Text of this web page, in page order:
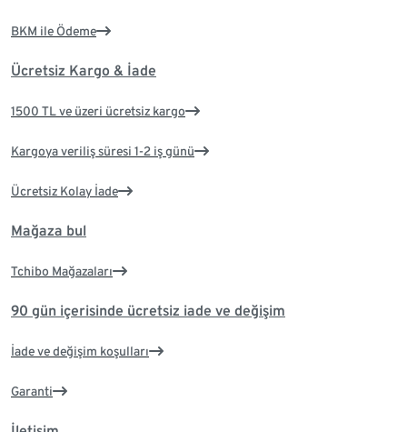
BKM ile Ödeme
Ücretsiz Kargo & İade
1500 TL ve üzeri ücretsiz kargo
Kargoya veriliş süresi 1-2 iş günü
Ücretsiz Kolay İade
Mağaza bul
Tchibo Mağazaları
90 gün içerisinde ücretsiz iade ve değişim
İade ve değişim koşulları
Garanti